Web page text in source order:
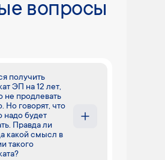
вопросы
получить
ЭП на 12 лет,
не продлевать
Но говорят, что
надо будет
Правда ли
какой смысл в
такого